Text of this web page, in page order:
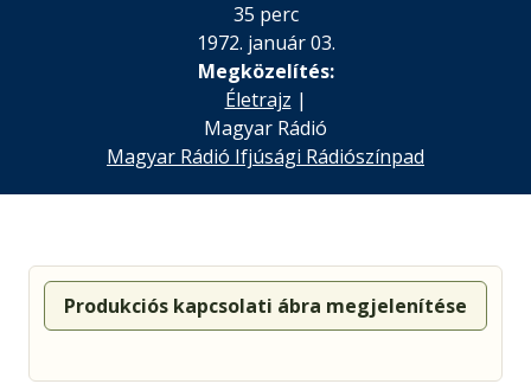
35 perc
1972. január 03.
Megközelítés:
Életrajz |
Magyar Rádió
Magyar Rádió Ifjúsági Rádiószínpad
Produkciós kapcsolati ábra megjelenítése